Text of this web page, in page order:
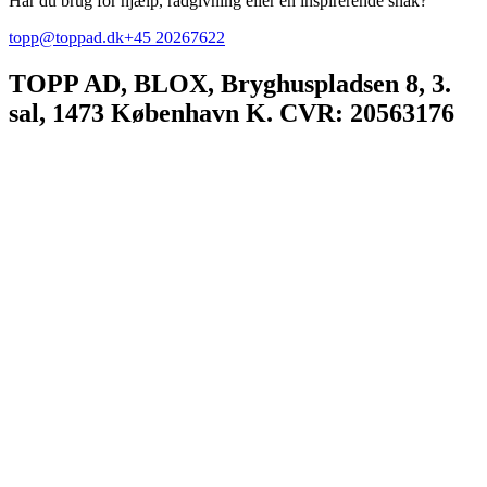
topp@toppad.dk+45 20267622
TOPP AD, BLOX, Bryghuspladsen 8, 3.
sal, 1473 København K. CVR: 20563176